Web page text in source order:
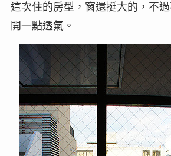
這次住的房型，窗還挺大的，不
開一點透氣。